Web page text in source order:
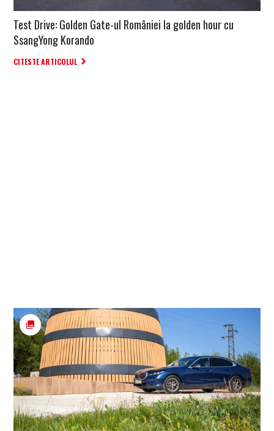
Test Drive: Golden Gate-ul României la golden hour cu
SsangYong Korando
CITESTE ARTICOLUL